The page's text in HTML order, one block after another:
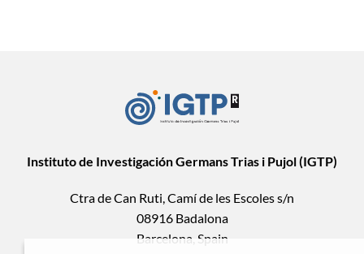
Instituto de Investigación Germans Trias i Pujol (IGTP)
Ctra de Can Ruti, Camí de les Escoles s/n
08916 Badalona
Barcelona, Spain